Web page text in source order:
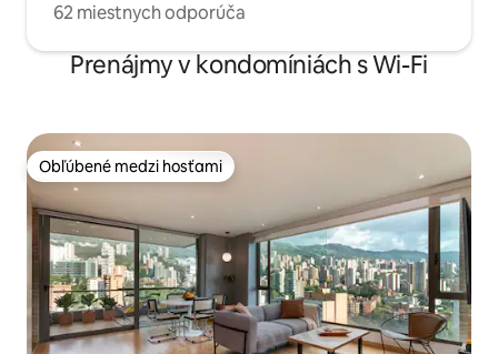
62 miestnych odporúča
Prenájmy v kondomíniách s Wi-Fi
Obľúbené medzi hosťami
Obľúbené medzi hosťami